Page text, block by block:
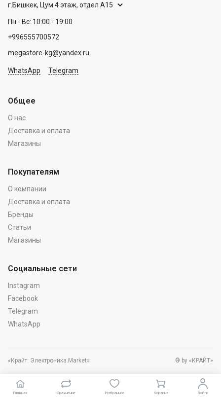
Главная Войти
Сравнение Избранное Корзина
г.Бишкек, Цум 4 этаж, отдел А15
Пн - Вс: 10:00 - 19:00
+996555700572
megastore-kg@yandex.ru
WhatsApp Telegram
Общее
О нас
Доставка и оплата
Магазины
Покупателям
О компании
Доставка и оплата
Бренды
Статьи
Магазины
Социальные сети
Instagram
Facebook
Telegram
WhatsApp
«Крайт: Электроника.Market» ® by «КРАЙТ»